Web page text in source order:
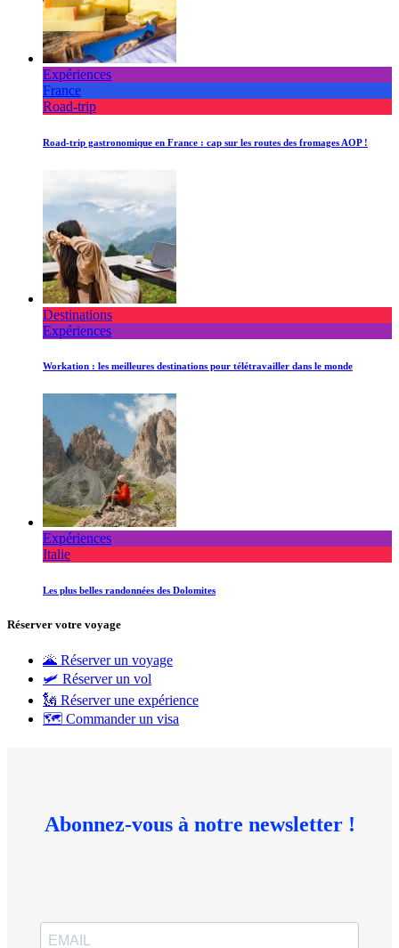
Expériences
France
Road-trip
Road-trip gastronomique en France : cap sur les routes des fromages AOP !
Destinations
Expériences
Workation : les meilleures destinations pour télétravailler dans le monde
Expériences
Italie
Les plus belles randonnées des Dolomites
Réserver votre voyage
🌋 Réserver un voyage
🛩 Réserver un vol
🗽 Réserver une expérience
🗺 Commander un visa
Abonnez-vous à notre newsletter !